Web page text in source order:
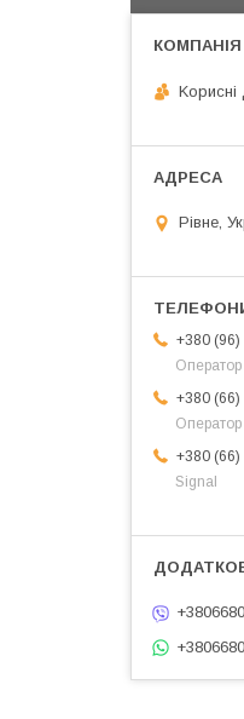
Kорисні
Рівне,
+380 (96)
Оператор
+380 (66)
Оператор
+380 (66)
Signal